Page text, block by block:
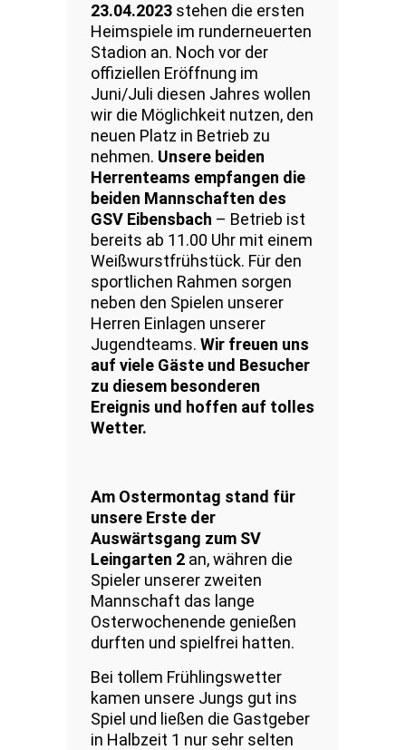
23.04.2023 stehen die ersten
Heimspiele im runderneuerten
Stadion an. Noch vor der
offiziellen Eröffnung im
Juni/Juli diesen Jahres wollen
wir die Möglichkeit nutzen, den
neuen Platz in Betrieb zu
nehmen. Unsere beiden
Herrenteams empfangen die
beiden Mannschaften des
GSV Eibensbach – Betrieb ist
bereits ab 11.00 Uhr mit einem
Weißwurstfrühstück. Für den
sportlichen Rahmen sorgen
neben den Spielen unserer
Herren Einlagen unserer
Jugendteams. Wir freuen uns
auf viele Gäste und Besucher
zu diesem besonderen
Ereignis und hoffen auf tolles
Wetter.
Am Ostermontag stand für
unsere Erste der
Auswärtsgang zum SV
Leingarten 2 an, währen die
Spieler unserer zweiten
Mannschaft das lange
Osterwochenende genießen
durften und spielfrei hatten.
Bei tollem Frühlingswetter
kamen unsere Jungs gut ins
Spiel und ließen die Gastgeber
in Halbzeit 1 nur sehr selten